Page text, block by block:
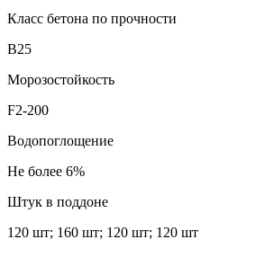
Класс бетона по прочности
В25
Морозостойкость
F2-200
Водопоглощение
Не более 6%
Штук в поддоне
120 шт; 160 шт; 120 шт; 120 шт